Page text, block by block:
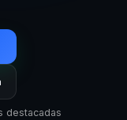
destacadas